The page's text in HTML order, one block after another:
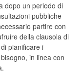
dopo un periodo di
pubbliche
partire con
della clausola di
pianificare i
in linea con